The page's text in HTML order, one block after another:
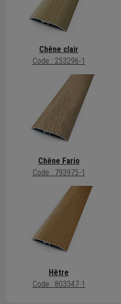
Chêne clair
Code : 253296-1
Chêne Fario
Code : 793975-1
Hêtre
Code : 803347-1